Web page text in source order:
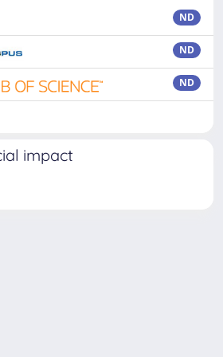
ND
ND
ND
impact